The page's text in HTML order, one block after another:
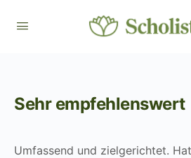
Sehr empfehlenswert
Umfassend und zielgerichtet.